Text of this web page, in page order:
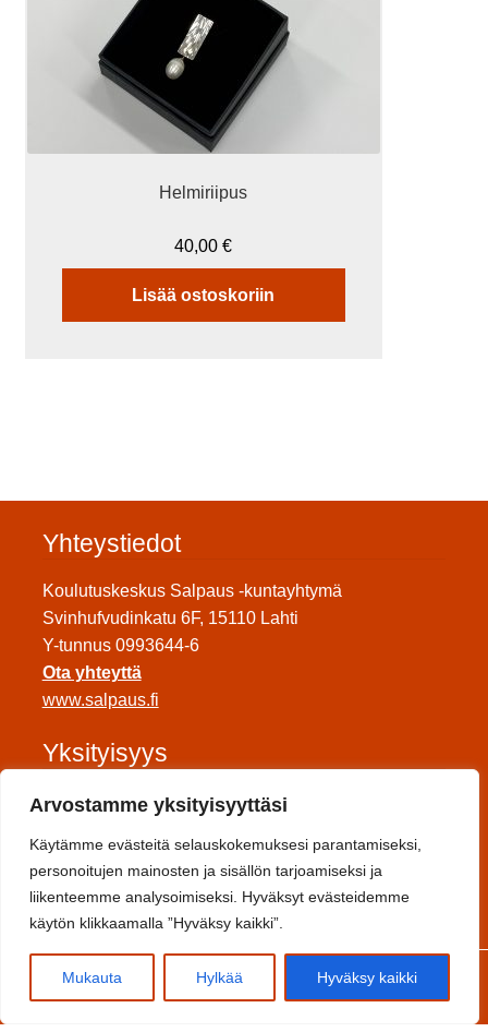
Arvostamme yksityisyyttäsi
Käytämme evästeitä selauskokemuksesi parantamiseksi,
personoitujen mainosten ja sisällön tarjoamiseksi ja
liikenteemme analysoimiseksi. Hyväksyt evästeidemme
käytön klikkaamalla ”Hyväksy kaikki”.
Mukauta Hylkää Hyväksy kaikki
Helmiriipus
40,00€
Lisää ostoskoriin
Yhteystiedot
Koulutuskeskus Salpaus -kuntayhtymä
Svinhufvudinkatu 6F, 15110 Lahti
Y-tunnus 0993644-6
Ota yhteyttä
www.salpaus.fi
Yksityisyys
Tietosuojaseloste
Toimitusehdot
Sosiaalinen media
Etsi:
Haku
0